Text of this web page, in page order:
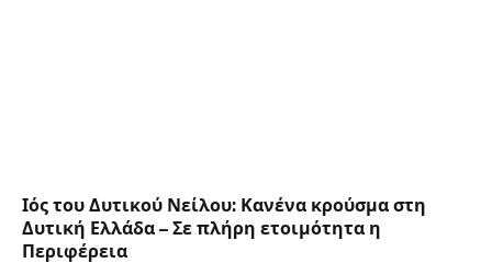
Ιός του Δυτικού Νείλου: Κανένα κρούσμα στη
Δυτική Ελλάδα – Σε πλήρη ετοιμότητα η
Περιφέρεια